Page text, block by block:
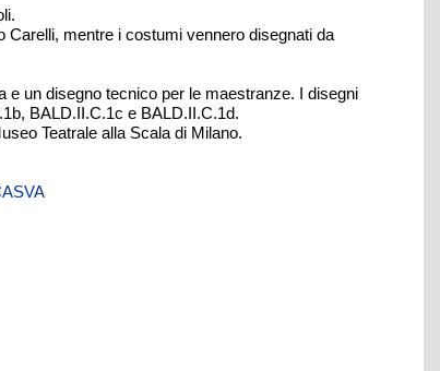
Carelli, mentre i costumi vennero disegnati da
un disegno tecnico per le maestranze. I disegni
BALD.II.C.1c e BALD.II.C.1d.
Teatrale alla Scala di Milano.